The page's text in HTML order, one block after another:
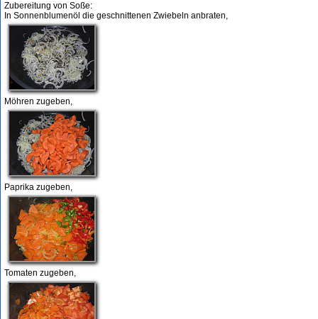
Zubereitung von Soße:
In Sonnenblumenöl die geschnittenen Zwiebeln anbraten,
Möhren zugeben,
Paprika zugeben,
Tomaten zugeben,